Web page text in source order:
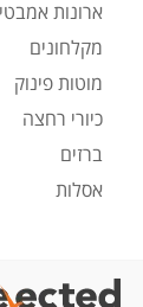
ארונות
מקלחונים
מוטות פינוק
כיורי רחצה
ברזים
אסלות